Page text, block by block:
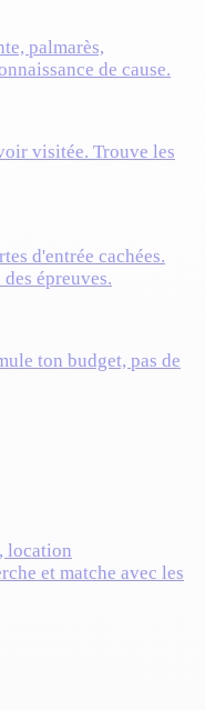
palmarès,
de cause.
visitée. Trouve les
d'entrée cachées.
épreuves.
ton budget, pas de
location
et matche avec les